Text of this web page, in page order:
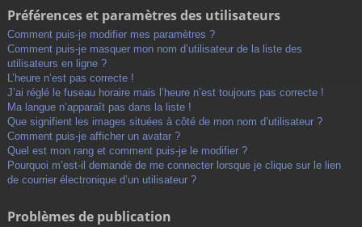
Préférences et paramètres des utilisateurs
Comment puis-je modifier mes paramètres ?
Comment puis-je masquer mon nom d’utilisateur de la liste des
utilisateurs en ligne ?
L’heure n’est pas correcte !
J’ai réglé le fuseau horaire mais l’heure n’est toujours pas correcte !
Ma langue n’apparaît pas dans la liste !
Que signifient les images situées à côté de mon nom d’utilisateur ?
Comment puis-je afficher un avatar ?
Quel est mon rang et comment puis-je le modifier ?
Pourquoi m’est-il demandé de me connecter lorsque je clique sur le lien
de courrier électronique d’un utilisateur ?
Problèmes de publication